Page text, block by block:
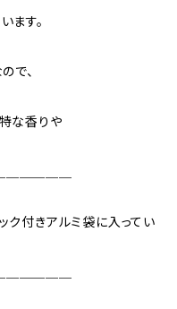
ます。
で、
な香りや
付きアルミ袋に入ってい